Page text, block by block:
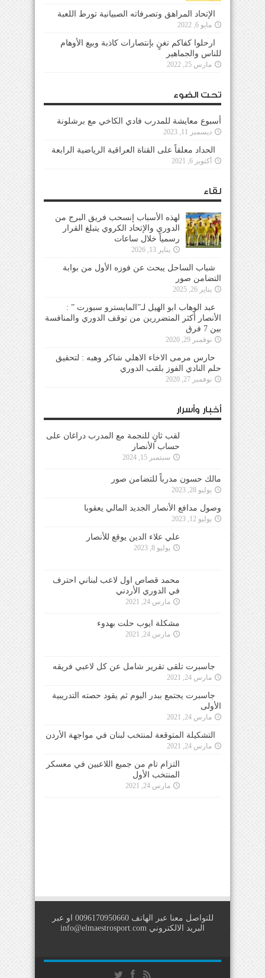
الإتحاد المراهق وتصرفاته الصبيانية تورط اللعبة
مايو 6, 2022
ارحلوا كفاكم تغنٍ بإنتصارات كاذبة وبيع الأوهام
للناس والجماهير
مارس 25, 2022
تحت الضوء
أسبوع معايشة للمدرب فادي الكاخي مع برشلونة
ديسمبر 11, 2023
الحداد معلقاً على القناة العراقية الرياضية الرابعة
أكتوبر 6, 2021
لقاء
لهذه الأسباب إنسحب فريق البرج من
الدوري والإتحاد الكروي يتبلغ القرار
رسمياً خلال ساعات
يناير 13, 2026
شباب الساحل يبحث عن فوزه الأول من بوابة
التضامن صور
يناير 26, 2025
عبد الوهاب ابو الهيل لـ”المايسترو سبورت ” :
الأنصار أكثر المتضررين من توقف الدوري والمنافسة
بين 7 فرق
نوفمبر 29, 2020
حارس مرمى الاخاء الاهلي شاكر وهبه : لتحقيق
حلم النادي الفوز بلقب الدوري
نوفمبر 27, 2020
أخبار وأسرار
لقب ثانٍ للنجمة مع المدرب دراغان على حساب
مالك حسون مدرباً للتضامن صور
يوليو 28, 2023
وصول مدافع الأنصار الجديد المالي يعقوبا
يوليو 12, 2023
علي علاء الدين يوقع للأنصار
مارس 24, 2021
مشكلة ايوب حلت بهدوء
جاسبرت يجتمع ببدر اليوم ثم يقود حصته التدريبية
مارس 24, 2021
التشكيلة المتوقعة لمنتخب لبنان في مواجهة الأردن
التزام تام من جميع اللاعبين في معسكر
مارس 24, 2021
للتواصل معنا عبر الهاتف 0096170950660 او عبر
IIS For E-Solutions